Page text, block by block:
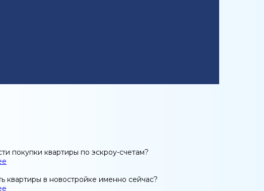
покупки квартиры по эскроу-счетам?
квартиры в новостройке именно сейчас?